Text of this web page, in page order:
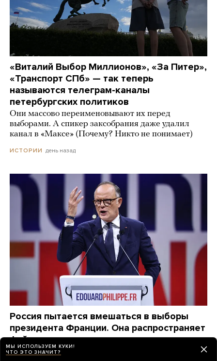
«Виталий Выбор Миллионов», «За Питер»,
«Транспорт СПб» — так теперь
называются телеграм-каналы
петербургских политиков
Они массово переименовывают их перед
выборами. А спикер заксобрания даже удалил
канал в «Максе» (Почему? Никто не понимает)
ИСТОРИИ день назад
Россия пытается вмешаться в выборы
президента Франции. Она распространяет
фейки о возможных кандидатах,
маскируясь под местные издания
МЫ ИСПОЛЬЗУЕМ КУКИ!
ЧТО ЭТО ЗНАЧИТ?